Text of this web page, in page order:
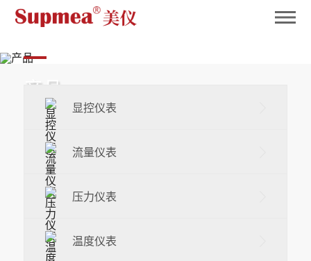
产品
Product
显控仪表
流量仪表
压力仪表
温度仪表